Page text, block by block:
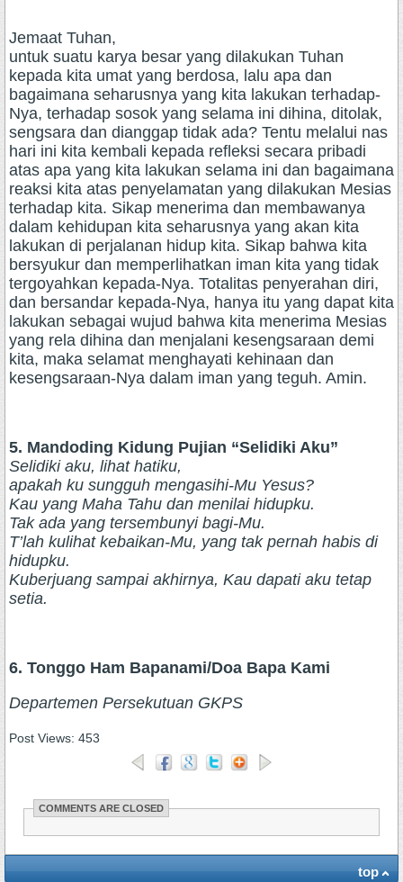
Jemaat Tuhan,
untuk suatu karya besar yang dilakukan Tuhan
kepada kita umat yang berdosa, lalu apa dan
bagaimana seharusnya yang kita lakukan terhadap-
Nya, terhadap sosok yang selama ini dihina, ditolak,
sengsara dan dianggap tidak ada? Tentu melalui nas
hari ini kita kembali kepada refleksi secara pribadi
atas apa yang kita lakukan selama ini dan bagaimana
reaksi kita atas penyelamatan yang dilakukan Mesias
terhadap kita. Sikap menerima dan membawanya
dalam kehidupan kita seharusnya yang akan kita
lakukan di perjalanan hidup kita. Sikap bahwa kita
bersyukur dan memperlihatkan iman kita yang tidak
tergoyahkan kepada-Nya. Totalitas penyerahan diri,
dan bersandar kepada-Nya, hanya itu yang dapat kita
lakukan sebagai wujud bahwa kita menerima Mesias
yang rela dihina dan menjalani kesengsaraan demi
kita, maka selamat menghayati kehinaan dan
kesengsaraan-Nya dalam iman yang teguh. Amin.
5. Mandoding Kidung Pujian “Selidiki Aku”
Selidiki aku, lihat hatiku,
apakah ku sungguh mengasihi-Mu Yesus?
Kau yang Maha Tahu dan menilai hidupku.
Tak ada yang tersembunyi bagi-Mu.
T’lah kulihat kebaikan-Mu, yang tak pernah habis di
hidupku.
Kuberjuang sampai akhirnya, Kau dapati aku tetap
setia.
6. Tonggo Ham Bapanami/Doa Bapa Kami
Departemen Persekutuan GKPS
Post Views: 453
COMMENTS ARE CLOSED
top